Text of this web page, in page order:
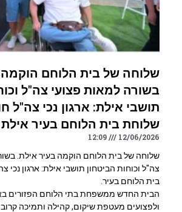
שלוחה של בית הלוחם הוקמה
בשורה למאות פצועי צה"ל
תושבי אילת: ארגון נכי צה"ל
שלוחת בית הלוחם בעיר אילת
12/06/2026
12:09
שלוחה של בית הלוחם הוקמה בעיר אילת.
צה"ל וכוחות הביטחון תושבי אילת: ארגון נכי
בית הלוחם בעיר.
הבית החדש ממשפחת בתי הלוחם הפזורים
ולפצועים מעטפת שיקום, קהילה ותמיכה